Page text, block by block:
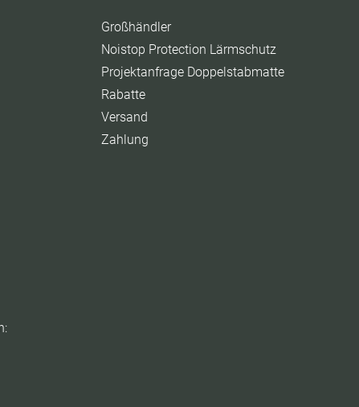
Großhändler
Noistop Protection Lärmschutz
Projektanfrage Doppelstabmatte
Rabatte
Versand
Zahlung